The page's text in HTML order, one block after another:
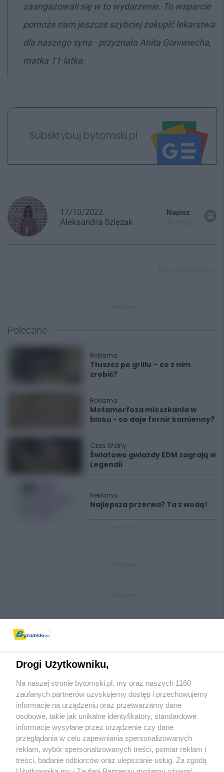
zaangażowali się w to wydarzenie. To wsparcie
pomoże nam jeszcze szybciej zakupić lekarstwa
dla naszego syna - przyznała Anita Goniwiecha,
matka 11-latka.
Subskrybuj bytomski.pl
17/10/2022
Aleksandra Szlęzak
Napisz
Polecane
Reklama
Tłuszcz po grillu – co z nim
zrobić?
Reklama
Metamorfoza mieszkania w
bloku - co daje fornir kamienny?
Czas Wolny
Światowe gwiazdy EDM zagrają w
Legendii
Reklama
Najlepsza przerwa? Ta z wodą!
Wydawca mediów lokalnych
Nie zapomnij
zapoznać się z:
polityką prywatności regulamin korzystania z portali
Drogi Użytkowniku,
Na naszej stronie bytomski.pl, my oraz naszych 1160
zaufanych partnerów uzyskujemy dostęp i przechowujemy
informacje na urządzeniu oraz przetwarzamy dane
osobowe, takie jak unikalne identyfikatory, standardowe
informacje wysyłane przez urządzenie czy dane
przeglądania w celu zapewniania spersonalizowanych
reklam, wybór spersonalizowanych treści, pomiar reklam i
treści, badanie odbiorców oraz ulepszanie usług. Za zgodą